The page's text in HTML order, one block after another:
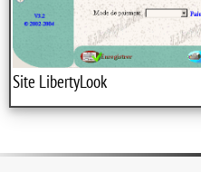
Site LibertyLook